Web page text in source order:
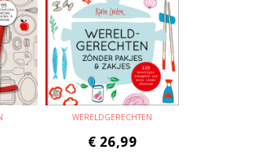
WERELDGERECHTEN
€ 26,99